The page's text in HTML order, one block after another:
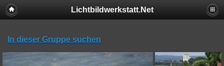
Lichtbildwerkstatt.Net
In dieser Gruppe suchen